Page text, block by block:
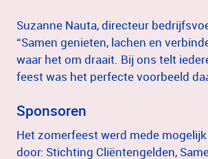
Suzanne Nauta, directeur
“Samen genieten, lachen en
waar het om draait. Bij ons telt
feest was het perfecte voorbeeld
Sponsoren
Het zomerfeest werd mede
door: Stichting Cliëntengelden,